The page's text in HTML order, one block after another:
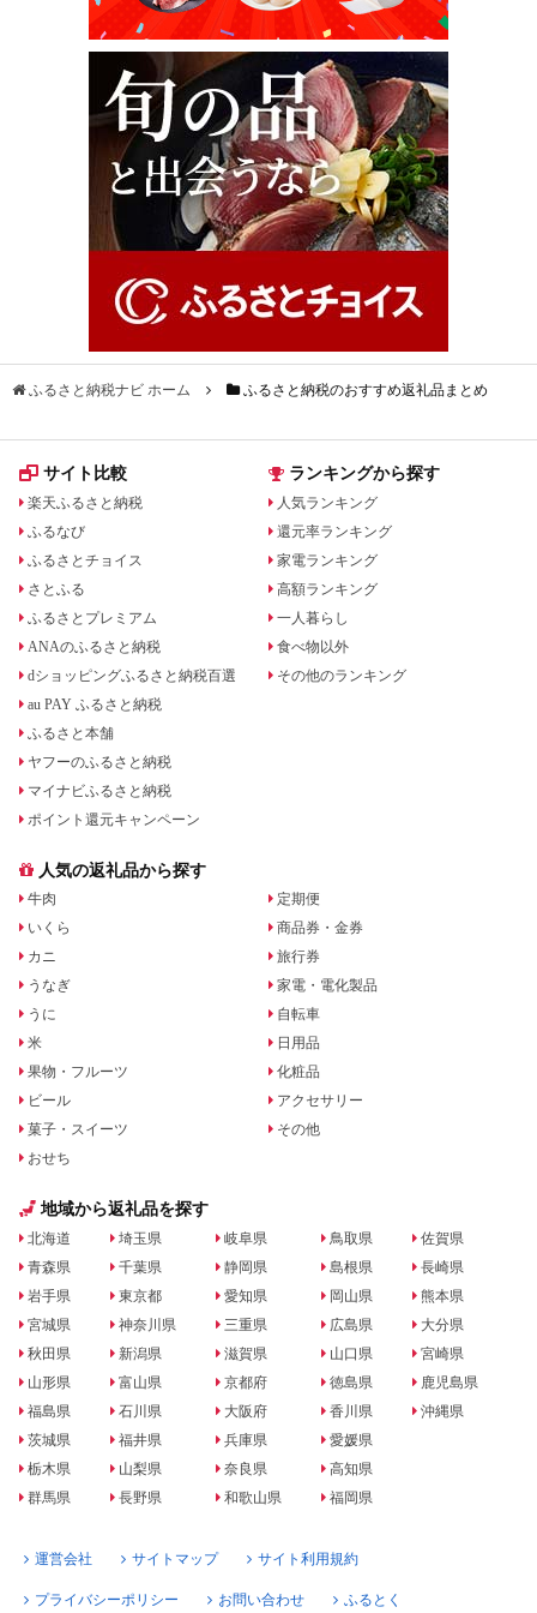
ふるさと納税ナビ ホーム ふるさと納税のおすすめ返礼品まとめ
サイト比較
楽天ふるさと納税
ふるなび
ふるさとチョイス
さとふる
ふるさとプレミアム
ANAのふるさと納税
dショッピングふるさと納税百選
au PAY ふるさと納税
ふるさと本舗
ヤフーのふるさと納税
マイナビふるさと納税
ポイント還元キャンペーン
ランキングから探す
人気ランキング
還元率ランキング
家電ランキング
高額ランキング
一人暮らし
食べ物以外
その他のランキング
人気の返礼品から探す
牛肉
いくら
カニ
うなぎ
うに
米
果物・フルーツ
ビール
菓子・スイーツ
おせち
定期便
商品券・金券
旅行券
家電・電化製品
自転車
日用品
化粧品
アクセサリー
その他
地域から返礼品を探す
北海道
青森県
岩手県
宮城県
秋田県
山形県
福島県
茨城県
栃木県
群馬県
埼玉県
千葉県
東京都
神奈川県
新潟県
富山県
石川県
福井県
山梨県
長野県
岐阜県
静岡県
愛知県
三重県
滋賀県
京都府
大阪府
兵庫県
奈良県
和歌山県
鳥取県
島根県
岡山県
広島県
山口県
徳島県
香川県
愛媛県
高知県
福岡県
佐賀県
長崎県
熊本県
大分県
宮崎県
鹿児島県
沖縄県
運営会社 サイトマップ サイト利用規約
プライバシーポリシー お問い合わせ ふるとく